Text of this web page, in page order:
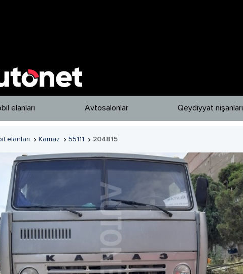
elanları Avtosalonlar Qeydiyyat nişanları
elanları  Kamaz  55111  204815